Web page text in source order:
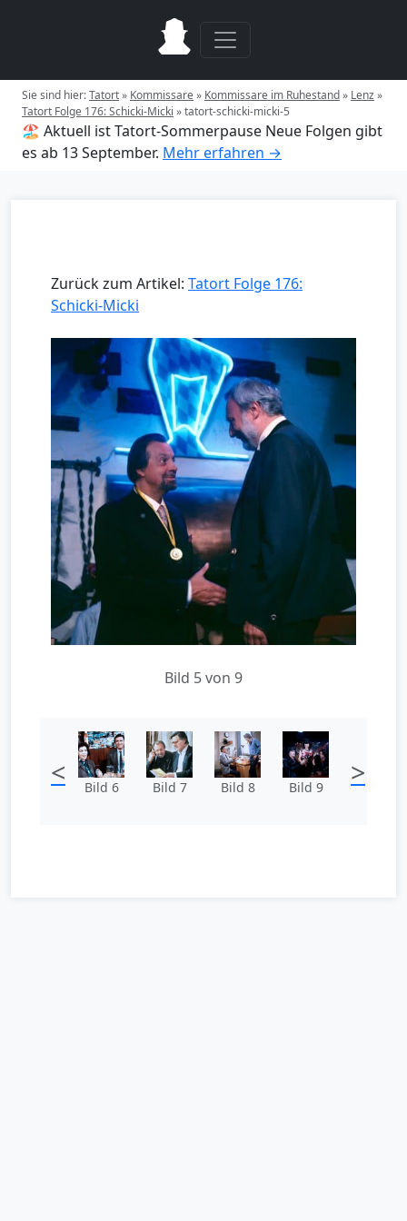
Sie sind hier:Tatort» Kommissare» Kommissare im Ruhestand» Lenz»
Tatort Folge 176: Schicki-Micki »tatort-schicki-micki-5
🏖️ Aktuell ist Tatort-Sommerpause Neue Folgen gibt
es ab 13 September. Mehr erfahren →
Zurück zum Artikel: Tatort Folge 176:
Schicki-Micki
Bild 5 von 9
< Bild 6 Bild 7 Bild 8 Bild 9 >